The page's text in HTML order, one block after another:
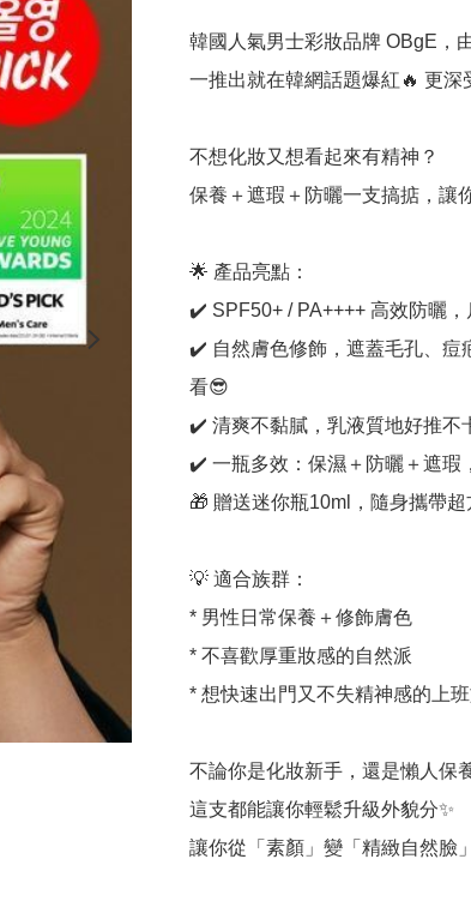
韓國人氣男士彩妝品牌 OBgE，
一推出就在韓網話題爆紅🔥 更
不想化妝又想看起來有精神？
保養＋遮瑕＋防曬一支搞掂，讓
🌟 產品亮點：
✔️ SPF50+ / PA++++ 高效防曬
✔️ 自然膚色修飾，遮蓋毛孔、痘
看😎
✔️ 清爽不黏膩，乳液質地好推不
✔️ 一瓶多效：保濕＋防曬＋遮瑕
🎁 贈送迷你瓶10ml，隨身攜帶超
💡 適合族群：
* 男性日常保養＋修飾膚色
* 不喜歡厚重妝感的自然派
* 想快速出門又不失精神感的上
不論你是化妝新手，還是懶人保
這支都能讓你輕鬆升級外貌分✨
讓你從「素顏」變「精緻自然臉